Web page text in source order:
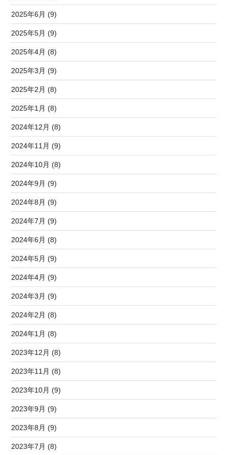
2025年6月 (9)
2025年5月 (9)
2025年4月 (8)
2025年3月 (9)
2025年2月 (8)
2025年1月 (8)
2024年12月 (8)
2024年11月 (9)
2024年10月 (8)
2024年9月 (9)
2024年8月 (9)
2024年7月 (9)
2024年6月 (8)
2024年5月 (9)
2024年4月 (9)
2024年3月 (9)
2024年2月 (8)
2024年1月 (8)
2023年12月 (8)
2023年11月 (8)
2023年10月 (9)
2023年9月 (9)
2023年8月 (9)
2023年7月 (8)